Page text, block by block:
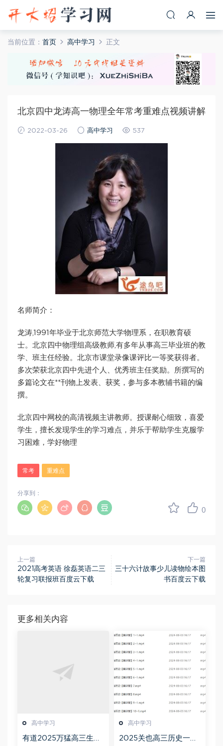
当前位置： 首页 高中学习 正文
北京四中龙涛高一物理全年常考重难点视频讲解
2022-03-26 高中学习 537
名师简介：
龙涛,1991年毕业于北京师范大学物理系，在职教育硕
士。北京四中物理组高级教师,有多年从事高三毕业班的教
学、班主任经验。北京市课堂录像课评比一等奖获得者。
多次荣获北京四中先进个人、优秀班主任奖励。所撰写的
多篇论文在**刊物上发表、获奖，参与多本教辅书籍的编
撰。
北京四中网校的高清视频主讲教师。授课耐心细致，喜爱
学生，擅长发现学生的学习难点，并乐于帮助学生克服学
习困难，学好物理
常考 重难点
0
分享到：
上一篇
2021高考英语 徐磊英语二三
轮复习联报班百度云下载
下一篇
三十六计故事少儿读物绘本图
书百度云下载
更多相关内容
高中学习
有道2025万猛高三生物
高中学习
2025关也高三历史一轮